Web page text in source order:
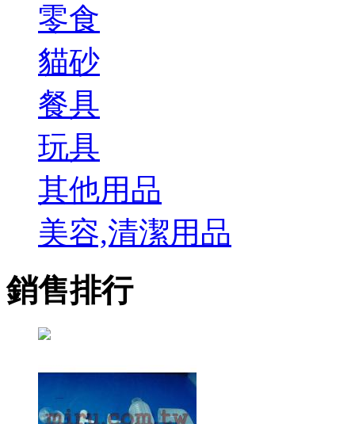
零食
貓砂
餐具
玩具
其他用品
美容,清潔用品
銷售排行